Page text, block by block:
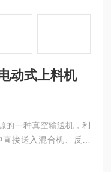
动式上料机
的一种真空输送机，利
接送入混合机、反应
整粒机、湿法制粒机、
工人的劳动强度，杜绝